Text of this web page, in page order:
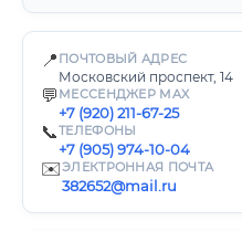
📍 ПОЧТОВЫЙ АДРЕС
Московский проспект, 14
💬 МЕССЕНДЖЕР MAX
+7 (920) 211-67-25
📞ТЕЛЕФОНЫ
+7 (905) 974-10-04
✉️ЭЛЕКТРОННАЯ ПОЧТА
382652@mail.ru